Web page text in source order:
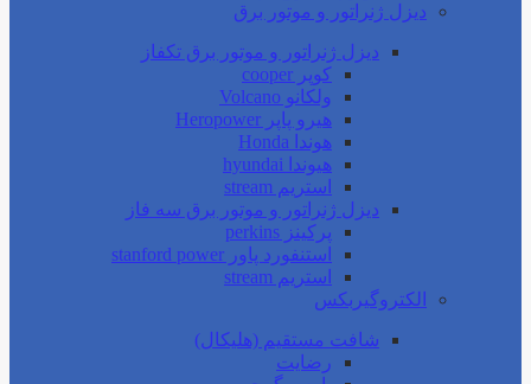
دیزل ژنراتور و موتور برق
دیزل ژنراتور و موتور برق تکفاز
کوپر cooper
ولکانو Volcano
هیرو پاپر Heropower
هوندا Honda
هیوندا hyundai
استریم stream
دیزل ژنراتور و موتور برق سه فاز
پرکینز perkins
استنفورد پاور stanford power
استریم stream
الکتروگیربکس
شافت مستقیم (هلیکال)
رضایت